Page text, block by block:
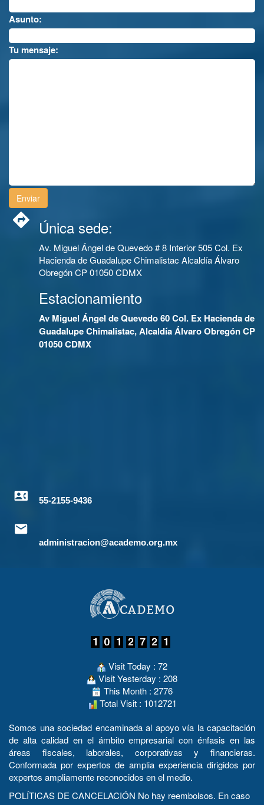
Asunto:
Tu mensaje:
Única sede:
Av. Miguel Ángel de Quevedo # 8 Interior 505 Col. Ex
Hacienda de Guadalupe Chimalistac Alcaldía Álvaro
Obregón CP 01050 CDMX
Estacionamiento
Av Miguel Ángel de Quevedo 60 Col. Ex Hacienda de
Guadalupe Chimalistac, Alcaldía Álvaro Obregón CP
01050 CDMX
55-2155-9436
administracion@academo.org.mx
Visit Today : 72
Visit Yesterday : 208
This Month : 2776
Total Visit : 1012721
Somos una sociedad encaminada al apoyo vía la capacitación
de alta calidad en el ámbito empresarial con énfasis en las
áreas fiscales, laborales, corporativas y financieras.
Conformada por expertos de amplia experiencia dirigidos por
expertos ampliamente reconocidos en el medio.
POLÍTICAS DE CANCELACIÓN No hay reembolsos. En caso